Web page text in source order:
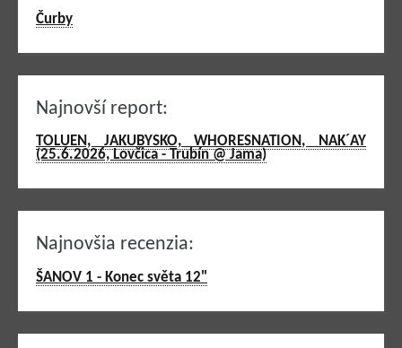
Čurby
Najnovší report:
TOLUEN, JAKUBYSKO, WHORESNATION, NAK´AY
(25.6.2026, Lovčica - Trubín @ Jama)
Najnovšia recenzia:
ŠANOV 1 - Konec světa 12"